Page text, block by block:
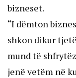
bizneset.
“I dëmton
shkon dikur
mund të
jenë vetëm në